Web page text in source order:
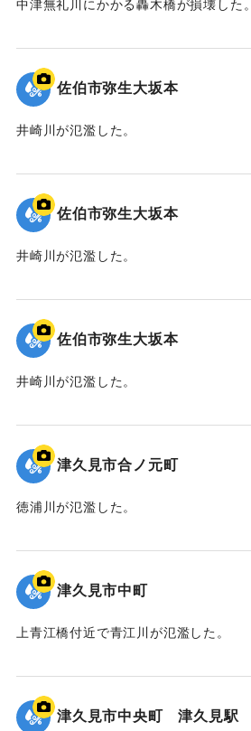
中津無礼川にかかる轟木橋が損壊した。
｜固有コード:01204097
佐伯市弥生大坂本
井崎川が氾濫した。
｜固有コード:01204096
佐伯市弥生大坂本
井崎川が氾濫した。
｜固有コード:01204095
佐伯市弥生大坂本
井崎川が氾濫した。
｜固有コード:01204094
津久見市合ノ元町
徳浦川が氾濫した。
｜固有コード:01204093
津久見市中町
上青江橋付近で青江川が氾濫した。
｜固有コード:01204092
津久見市中央町 津久見駅